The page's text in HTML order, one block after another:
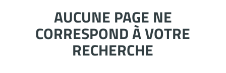
AUCUNE PAGE NE
CORRESPOND À VOTRE
RECHERCHE